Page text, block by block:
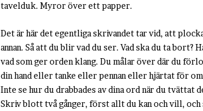
tavelduk. Myror över ett papper.
Det är här det egentliga skrivandet tar vid, att
annan. Så att du blir vad du ser. Vad ska du ta
vad som ger orden klang. Du målar över där du
din hand eller tanke eller pennan eller hjärtat för
Inte se hur du drabbades av dina ord när du
Skriv blott två gånger, först allt du kan och vill,